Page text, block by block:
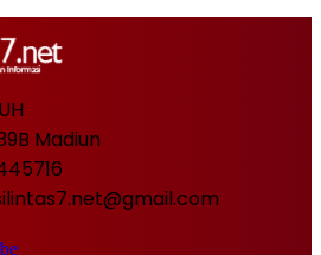
Madiun